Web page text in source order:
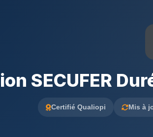
SECUFER
Certifié Qualiopi Mis à